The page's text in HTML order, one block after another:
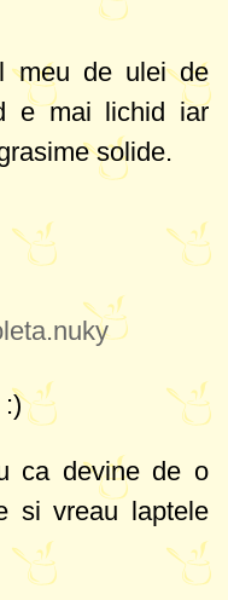
meu de ulei de
e mai lichid iar
solide.
:)
ca devine de o
si vreau laptele